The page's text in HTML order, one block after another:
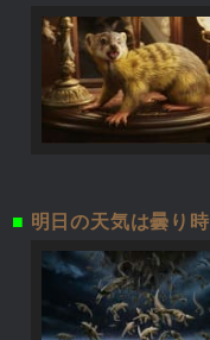
■ 明日の天気は曇り